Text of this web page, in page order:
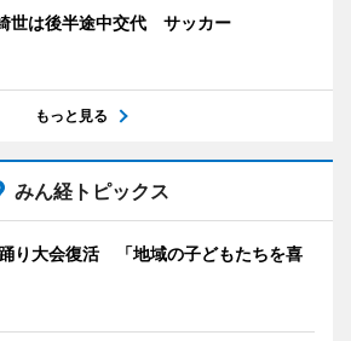
綺世は後半途中交代 サッカー
もっと見る
みん経トピックス
り大会復活 「地域の子どもたちを喜